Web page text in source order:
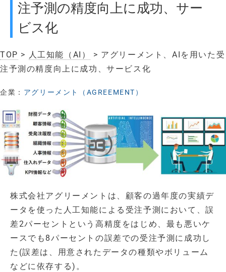
注予測の精度向上に成功、サー
ビス化
TOP > 人工知能（AI）
> アグリーメント、AIを用いた受
注予測の精度向上に成功、サービス化
企業： アグリーメント（AGREEMENT）
株式会社アグリーメントは、顧客の過年度の実績デ
ータを使った人工知能による受注予測において、誤
差2パーセントという高精度をはじめ、最も悪いケ
ースでも8パーセントの誤差での受注予測に成功し
た(誤差は、用意されたデータの種類やボリューム
などに依存する)。